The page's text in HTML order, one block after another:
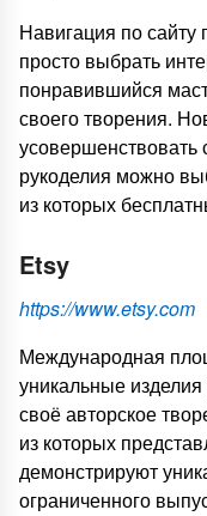
Навигация по
просто выбрать
понравившийся
своего творения.
усовершенствовать
рукоделия можно
из которых
Etsy
https://www.etsy.com
Международная
уникальные
своё авторское
из которых
демонстрируют
ограниченного